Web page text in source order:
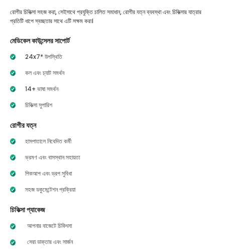
রোগীর চিকিত্সা সহজ করা, সেইসাথে প্রযুক্তি চালিত সমাধান, রোগীর যত্ন ব্যবস্থা এবং চিকিত্সার যাত্রার
প্রতিটি ধাপে স্বচ্ছতার সাথে এটি সক্ষম করা।
মেডিকেল কাউন্সেলর সাপোর্ট
24x7* উপস্থিতি
কল এবং চ্যাট সমর্থন
14+ ভাষা সমর্থন
চিকিত্সা সুপারিশ
রোগীর যত্ন
হাসপাতালে নিবেদিত কর্মী
ভ্রমণ এবং বাসস্থান সহায়তা
পিকআপ এবং ড্রপ সুবিধা
সহজ ডকুমেন্টেশন প্রক্রিয়া
চিকিত্সা প্যাকেজ
আপনার বাজেটে চিকিৎসা
সেরা ডাক্তার এবং সার্জন